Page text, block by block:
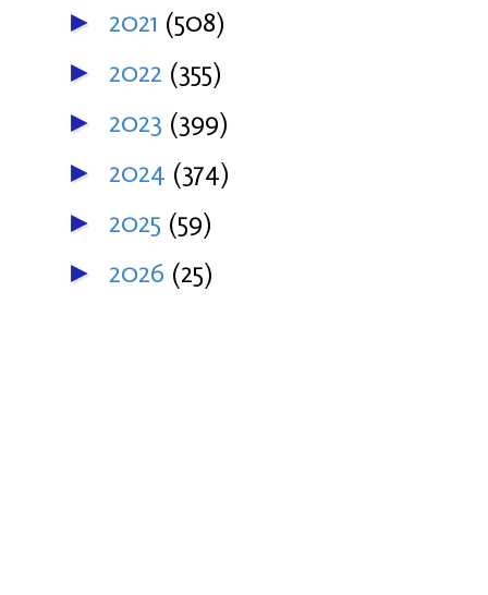
► 2021 (508)
► 2022 (355)
► 2023 (399)
► 2024 (374)
► 2025 (59)
► 2026 (25)